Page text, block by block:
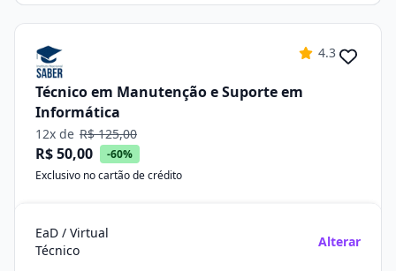
4.3
Técnico em Manutenção e Suporte em
Informática
12x de R$ 125,00
R$ 50,00
-60%
Exclusivo no cartão de crédito
EaD / Virtual
Técnico
Alterar